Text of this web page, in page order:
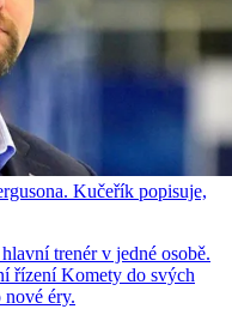
Kučeřík popisuje,
trenér v jedné osobě.
řízení Komety do svých
éry.